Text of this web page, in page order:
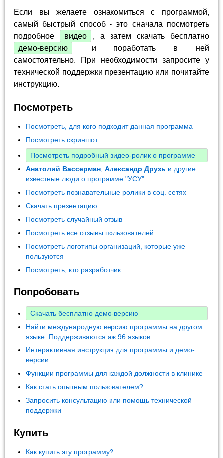
Если вы желаете ознакомиться с программой,
самый быстрый способ - это сначала посмотреть
подробное
видео
, а затем скачать бесплатно
демо-версию
и поработать в ней
самостоятельно. При необходимости запросите у
технической поддержки презентацию или почитайте
инструкцию.
Посмотреть
Посмотреть, для кого подходит данная программа
Посмотреть скриншот
Посмотреть подробный видео-ролик о программе
Анатолий Вассерман ,Александр Друзь и другие
известные люди о программе "УСУ"
Посмотреть познавательные ролики в соц. сетях
Скачать презентацию
Посмотреть случайный отзыв
Посмотреть все отзывы пользователей
Посмотреть логотипы организаций, которые уже
пользуются
Посмотреть, кто разработчик
Попробовать
Скачать бесплатно демо-версию
Найти международную версию программы на другом
языке. Поддерживаются аж 96 языков
Интерактивная инструкция для программы и демо-
версии
Функции программы для каждой должности в клинике
Как стать опытным пользователем?
Запросить консультацию или помощь технической
поддержки
Купить
Как купить эту программу?